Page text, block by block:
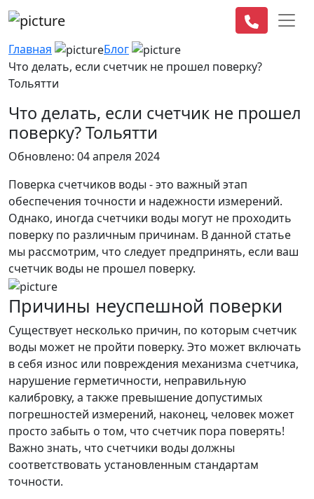
Главная
Блог
Что делать, если счетчик не прошел поверку?
Тольятти
Что делать, если счетчик не прошел
поверку? Тольятти
Обновлено: 04 апреля 2024
Поверка счетчиков воды - это важный этап
обеспечения точности и надежности измерений.
Однако, иногда счетчики воды могут не проходить
поверку по различным причинам. В данной статье
мы рассмотрим, что следует предпринять, если ваш
счетчик воды не прошел поверку.
Причины неуспешной поверки
Существует несколько причин, по которым счетчик
воды может не пройти поверку. Это может включать
в себя износ или повреждения механизма счетчика,
нарушение герметичности, неправильную
калибровку, а также превышение допустимых
погрешностей измерений, наконец, человек может
просто забыть о том, что счетчик пора поверять!
Важно знать, что счетчики воды должны
соответствовать установленным стандартам
точности.